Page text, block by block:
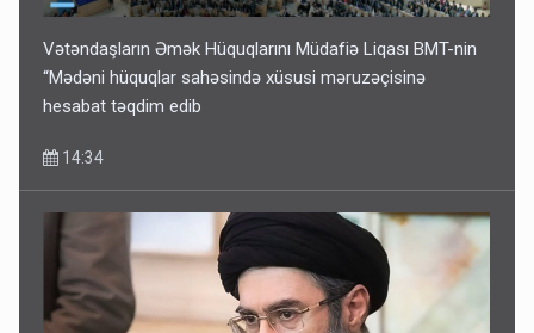
Vətəndaşların Əmək Hüquqlarını Müdafiə Liqası BMT-nin
“Mədəni hüquqlar sahəsində xüsusi məruzəçisinə
hesabat təqdim edib
14:34